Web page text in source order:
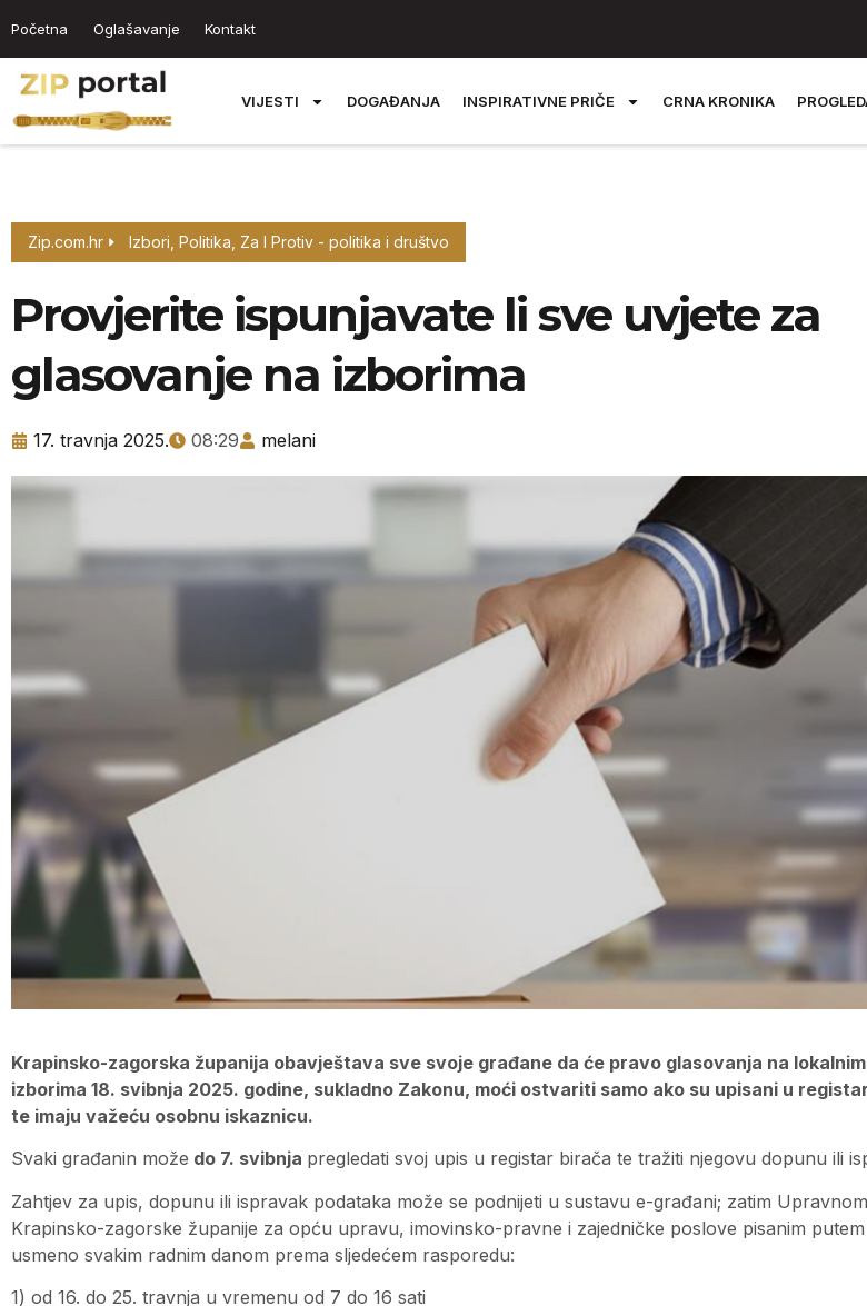
Početna Oglašavanje Kontakt
VIJESTI DOGAĐANJA INSPIRATIVNE PRIČE CRNA KRONIKA
Zip.com.hr Izbori Politika Za I Protiv - politika i društvo
Provjerite ispunjavate li sve uvjete za
glasovanje na izborima
17. travnja 2025. 08:29 melani
Krapinsko-zagorska županija obavještava sve svoje građane da će pravo glasovanja na lokalnim
izborima 18. svibnja 2025. godine, sukladno Zakonu, moći ostvariti samo ako su upisani u
te imaju važeću osobnu iskaznicu.
Svaki građanin može do 7. svibnja pregledati svoj upis u registar birača te tražiti njegovu dopunu ili
Zahtjev za upis, dopunu ili ispravak podataka može se podnijeti u sustavu e-građani; zatim
Krapinsko-zagorske županije za opću upravu, imovinsko-pravne i zajedničke poslove pisanim putem
usmeno svakim radnim danom prema sljedećem rasporedu:
1) od 16. do 25. travnja u vremenu od 7 do 16 sati